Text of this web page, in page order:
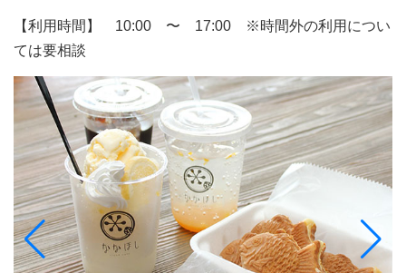
【利用時間】 10:00 〜 17:00 ※時間外の利用につい
ては要相談